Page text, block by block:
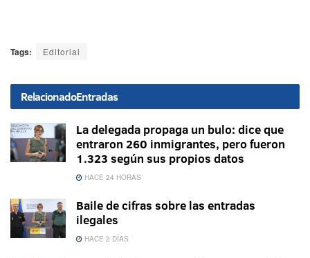
Tags: Editorial
RelacionadoEntradas
La delegada propaga un bulo: dice que
entraron 260 inmigrantes, pero fueron
1.323 según sus propios datos
HACE 24 HORAS
Baile de cifras sobre las entradas
ilegales
HACE 2 DÍAS